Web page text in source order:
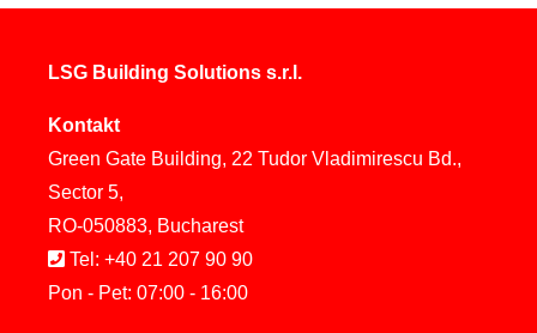
LSG Building Solutions s.r.l.
Kontakt
Green Gate Building, 22 Tudor Vladimirescu Bd.,
Sector 5,
RO-050883, Bucharest
Tel: +40 21 207 90 90
Pon - Pet: 07:00 - 16:00